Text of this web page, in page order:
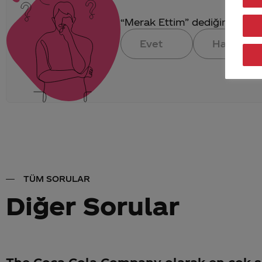
“Merak Ettim” dediğin
Evet
Hayır
TÜM SORULAR
Diğer Sorular